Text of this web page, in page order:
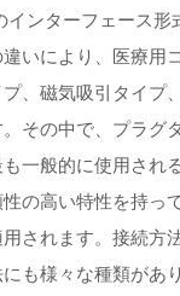
ンターフェース形
いにより、医療用
、磁気吸引タイプ
その中で、プラグ
一般的に使用され
の高い特性を持っ
されます。接続方
も様々な種類があ